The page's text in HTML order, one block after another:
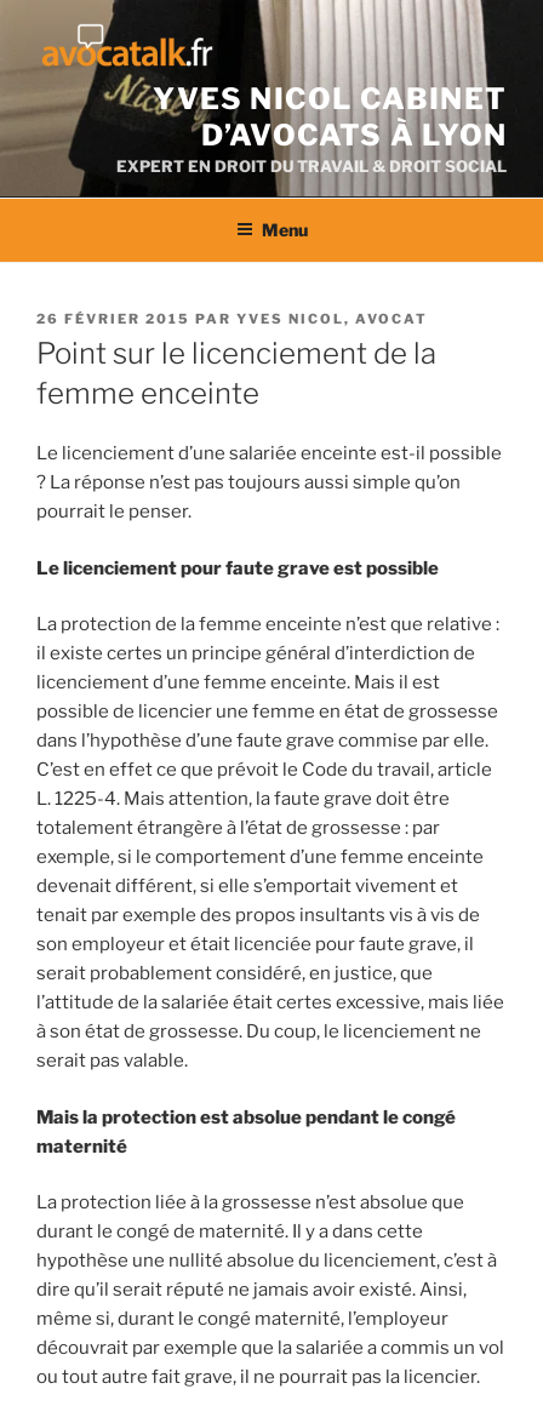
contenu
YVES NICOL CABINET
D’AVOCATS À LYON
EXPERT EN DROIT DU TRAVAIL & DROIT SOCIAL
Menu
PUBLIÉ
LE
26 FÉVRIER 2015 PAR YVES NICOL, AVOCAT
Point sur le licenciement de la
femme enceinte
Le licenciement d’une salariée enceinte est-il possible
? La réponse n’est pas toujours aussi simple qu’on
pourrait le penser.
Le licenciement pour faute grave est possible
La protection de la femme enceinte n’est que relative :
il existe certes un principe général d’interdiction de
licenciement d’une femme enceinte. Mais il est
possible de licencier une femme en état de grossesse
dans l’hypothèse d’une faute grave commise par elle.
C’est en effet ce que prévoit le Code du travail, article
L. 1225-4. Mais attention, la faute grave doit être
totalement étrangère à l’état de grossesse : par
exemple, si le comportement d’une femme enceinte
devenait différent, si elle s’emportait vivement et
tenait par exemple des propos insultants vis à vis de
son employeur et était licenciée pour faute grave, il
serait probablement considéré, en justice, que
l’attitude de la salariée était certes excessive, mais liée
à son état de grossesse. Du coup, le licenciement ne
serait pas valable.
Mais la protection est absolue pendant le congé
maternité
La protection liée à la grossesse n’est absolue que
durant le congé de maternité. Il y a dans cette
hypothèse une nullité absolue du licenciement, c’est à
dire qu’il serait réputé ne jamais avoir existé. Ainsi,
même si, durant le congé maternité, l’employeur
découvrait par exemple que la salariée a commis un vol
ou tout autre fait grave, il ne pourrait pas la licencier.